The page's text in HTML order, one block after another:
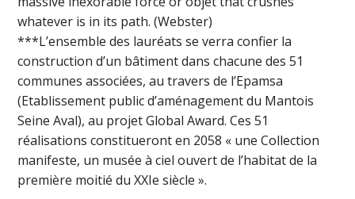
whatever is in its path. (Webster)
***L’ensemble des lauréats se verra confier la
construction d’un bâtiment dans chacune des 51
communes associées, au travers de l’Epamsa
(Etablissement public d’aménagement du Mantois
Seine Aval), au projet Global Award. Ces 51
réalisations constitueront en 2058 « une Collection
manifeste, un musée à ciel ouvert de l’habitat de la
première moitié du XXIe siècle ».